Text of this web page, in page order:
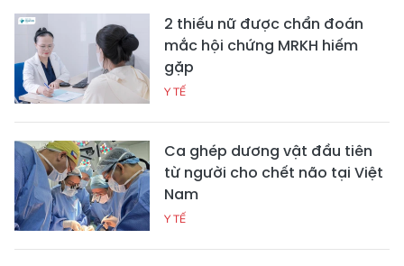
2 thiếu nữ được chẩn đoán
mắc hội chứng MRKH hiếm
gặp
Y TẾ
Ca ghép dương vật đầu tiên
từ người cho chết não tại Việt
Nam
Y TẾ